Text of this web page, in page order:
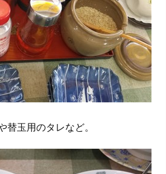
替玉用のタレなど。